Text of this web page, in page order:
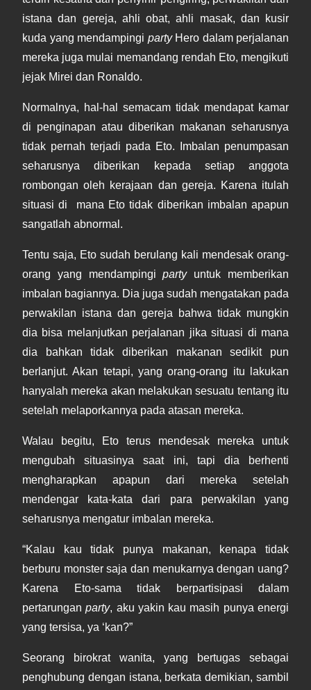
istana dan gereja, ahli obat, ahli masak, dan kusir
kuda yang mendampingi partyHero dalam perjalanan
mereka juga mulai memandang rendah Eto, mengikuti
jejak Mirei dan Ronaldo.
Normalnya, hal-hal semacam tidak mendapat kamar
di penginapan atau diberikan makanan seharusnya
tidak pernah terjadi pada Eto. Imbalan penumpasan
seharusnya diberikan kepada setiap anggota
rombongan oleh kerajaan dan gereja. Karena itulah
situasi di mana Eto tidak diberikan imbalan apapun
sangatlah abnormal.
Tentu saja, Eto sudah berulang kali mendesak orang-
orang yang mendampingipartyuntuk memberikan
imbalan bagiannya. Dia juga sudah mengatakan pada
perwakilan istana dan gereja bahwa tidak mungkin
dia bisa melanjutkan perjalanan jika situasi di mana
dia bahkan tidak diberikan makanan sedikit pun
berlanjut. Akan tetapi, yang orang-orang itu lakukan
hanyalah mereka akan melakukan sesuatu tentang itu
setelah melaporkannya pada atasan mereka.
Walau begitu, Eto terus mendesak mereka untuk
mengubah situasinya saat ini, tapi dia berhenti
mengharapkan apapun dari mereka setelah
mendengar kata-kata dari para perwakilan yang
seharusnya mengatur imbalan mereka.
“Kalau kau tidak punya makanan, kenapa tidak
berburu monster saja dan menukarnya dengan uang?
Karena Eto-sama tidak berpartisipasi dalam
pertarunganparty, aku yakin kau masih punya energi
yang tersisa, ya ‘kan?”
Seorang birokrat wanita, yang bertugas sebagai
penghubung dengan istana, berkata demikian, sambil